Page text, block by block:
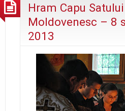
Hram Capu
Moldovenesc – 8
2013